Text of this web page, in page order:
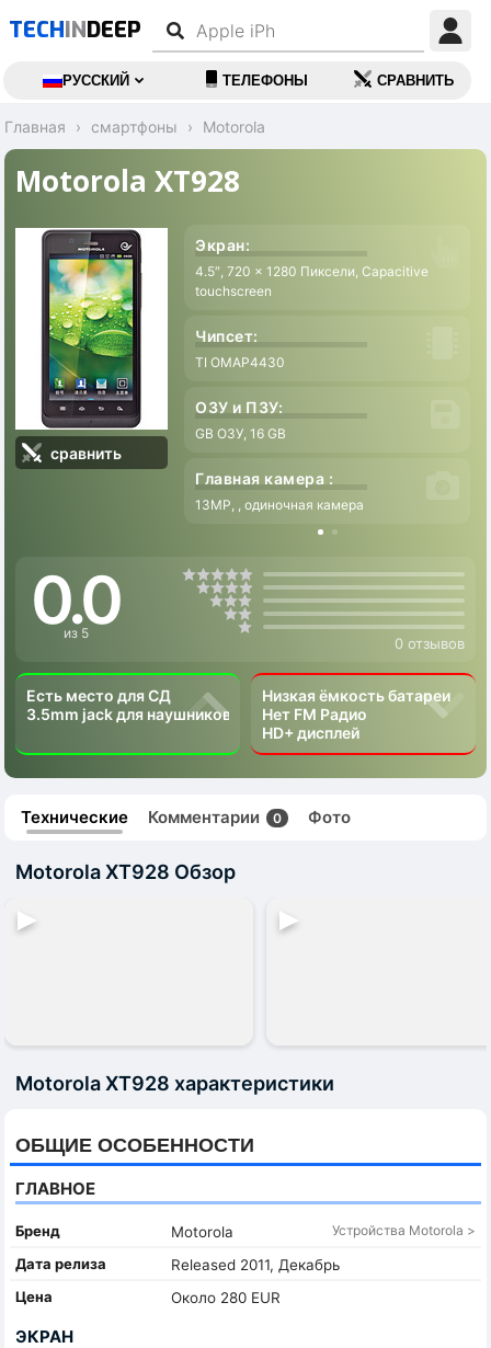
TECHINDEEP
РУССКИЙ ТЕЛЕФОНЫ СРАВНИТЬ
Главная смартфоны Motorola
Motorola XT928
сравнить
Экран:
4.5″, 720 x 1280 Пиксели, Capacitive
touchscreen
Чипсет:
TI OMAP4430
ОЗУ и ПЗУ:
GB ОЗУ, 16 GB
Главная камера :
13MP, , одиночная камера
0.0
из 5
0 отзывов
Есть место для СД
3.5mm jack для наушников
Низкая ёмкость батареи
Нет FM Радио
HD+ дисплей
Технические Комментарии 0 Фото
Motorola XT928 Обзор
Motorola XT928 характеристики
ОБЩИЕ ОСОБЕННОСТИ
ГЛАВНОЕ
Бренд Motorola Устройства Motorola >
Дата релиза
Released 2011, Декабрь
Цена
Около 280 EUR
ЭКРАН